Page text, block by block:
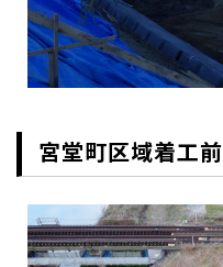
宮堂町区域着工前